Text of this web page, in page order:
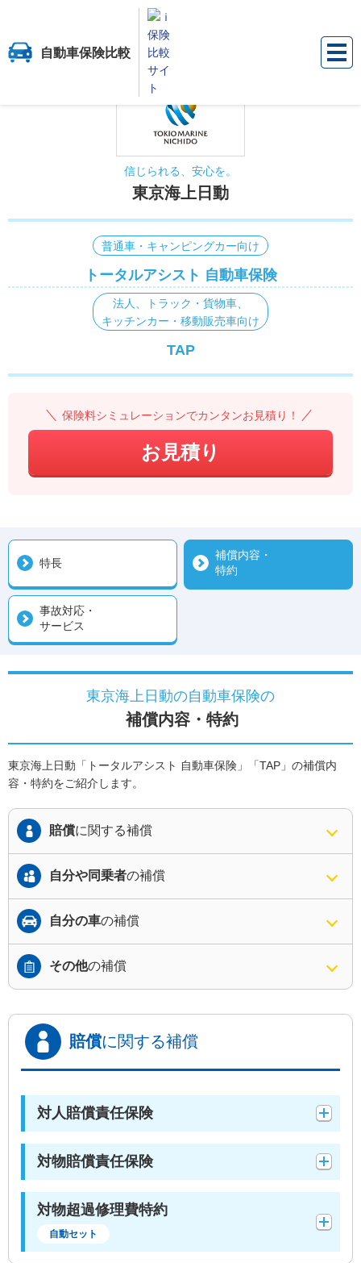
自動車保険比較
保険比較サイト『ｉ保険』 自動車保険比較 東京海上
信じられる、安心を。
東京海上日動
普通車・キャンピングカー向け
トータルアシスト 自動車保険
法人、トラック・貨物車、
キッチンカー・移動販売車向け
TAP
保険料シミュレーションでカンタンお見積り！
お見積り
特長
補償内容・
特約
事故対応・
サービス
東京海上日動の自動車保険の
補償内容・特約
東京海上日動「トータルアシスト 自動車保険」「TAP」の補償内
容・特約をご紹介します。
賠償に関する補償
自分や同乗者の補償
自分の車の補償
その他の補償
賠償に関する補償
対人賠償責任保険
対物賠償責任保険
対物超過修理費特約
自動セット